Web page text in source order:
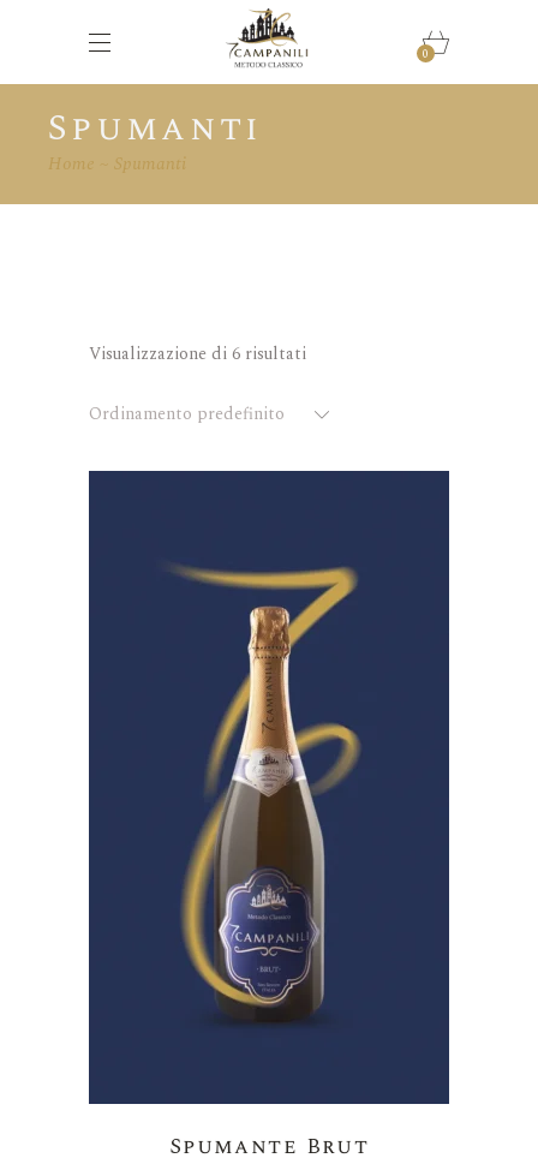
0
Spumanti
Home Spumanti
Visualizzazione di 6 risultati
Ordinamento predefinito
Aggiungi
Alla
Lista Dei
Desideri
Spumante Brut